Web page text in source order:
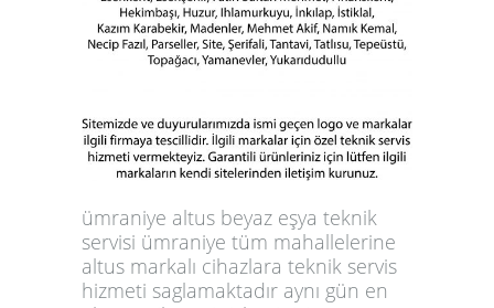
ümraniye altus beyaz eşya teknik
servisi ümraniye tüm mahallelerine
altus markalı cihazlara teknik servis
hizmeti saglamaktadır aynı gün en